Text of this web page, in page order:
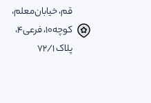
قم، خیابان‌معلم،
کوچه‌10، فرعی‌4،
پلاک ‌72/1